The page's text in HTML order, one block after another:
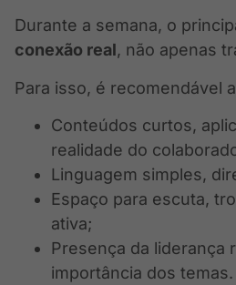
Durante a semana, o
conexão real, não apenas
Para isso, é recomendável
Conteúdos curtos,
realidade do
Linguagem simples,
Espaço para escuta,
ativa;
Presença da liderança
importância dos temas.